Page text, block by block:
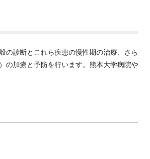
の診断とこれら疾患の慢性期の治療、さら
の加療と予防を行います。熊本大学病院や